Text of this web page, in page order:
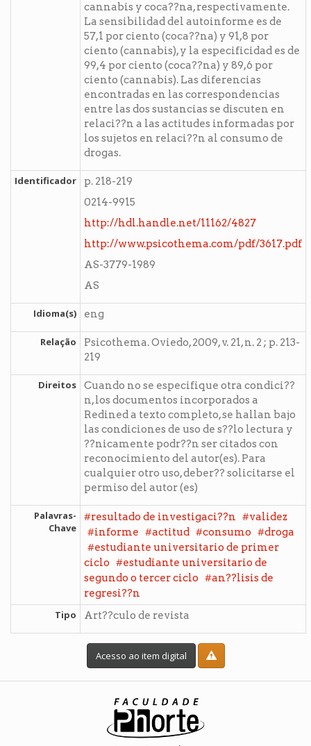
cannabis y coca??na, respectivamente.
La sensibilidad del autoinforme es de
57,1 por ciento (coca??na) y 91,8 por
ciento (cannabis), y la especificidad es de
99,4 por ciento (coca??na) y 89,6 por
ciento (cannabis). Las diferencias
encontradas en las correspondencias
entre las dos sustancias se discuten en
relaci??n a las actitudes informadas por
los sujetos en relaci??n al consumo de
drogas.
Identificador
p. 218-219
0214-9915
http://hdl.handle.net/11162/4827
http://www.psicothema.com/pdf/3617.pdf
AS-3779-1989
AS
Idioma(s) eng
Relação
Psicothema. Oviedo, 2009, v. 21, n. 2 ; p. 213-
219
Direitos
Cuando no se especifique otra condici??
n, los documentos incorporados a
Redined a texto completo, se hallan bajo
las condiciones de uso de s??lo lectura y
??nicamente podr??n ser citados con
reconocimiento del autor(es). Para
cualquier otro uso, deber?? solicitarse el
permiso del autor (es)
Palavras-
Chave
#resultado de investigaci??n #validez
#informe #actitud #consumo #droga
#estudiante universitario de primer
ciclo #estudiante universitario de
segundo o tercer ciclo #an??lisis de
regresi??n
Tipo
Art??culo de revista
Acesso ao item digital